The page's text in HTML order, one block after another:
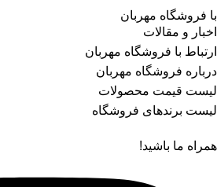
با فروشگاه مهربان
اخبار و مقالات
ارتباط با فروشگاه مهربان
درباره فروشگاه مهربان
لیست قیمت محصولات
لیست برندهای فروشگاه
همراه ما باشید!